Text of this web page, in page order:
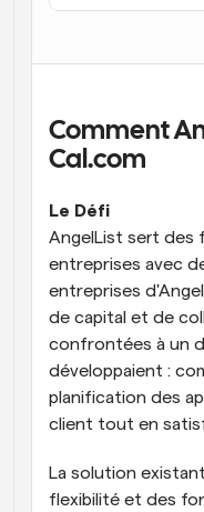
Programmation
Restez à jour
jour
Rencontrez des
Liens de groupe
Réservez
personnes
Webhooks
Soyez informé
Comment
Cal.com
Le Défi
AngelList sert des
entreprises avec
entreprises
de capital et de
confrontées à un
développaient :
planification des
client tout en
La solution
flexibilité et des